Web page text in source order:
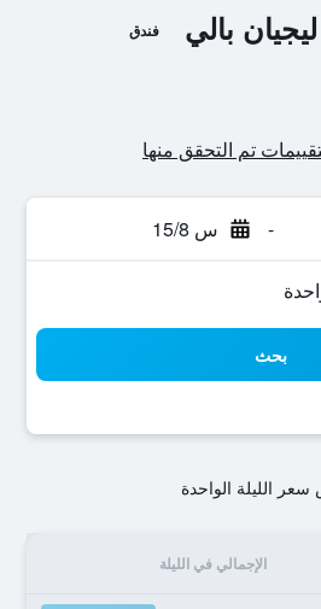
بالي فندق
- س 15/8
بحث
الليلة الواحدة
الإجمالي في الليلة